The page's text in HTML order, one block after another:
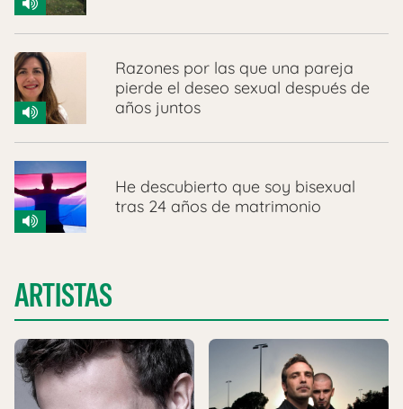
Razones por las que una pareja
pierde el deseo sexual después de
años juntos
He descubierto que soy bisexual
tras 24 años de matrimonio
ARTISTAS